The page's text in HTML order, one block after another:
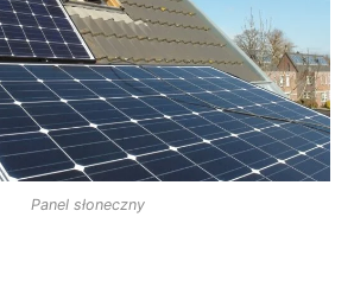
Panel słoneczny